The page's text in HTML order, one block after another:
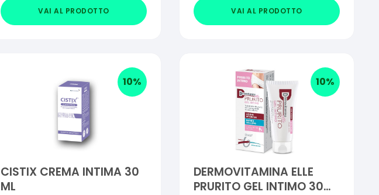
VAI AL PRODOTTO VAI AL PRODOTTO
10%
CISTIX CREMA INTIMA 30
ML
10%
DERMOVITAMINA ELLE
PRURITO GEL INTIMO 30